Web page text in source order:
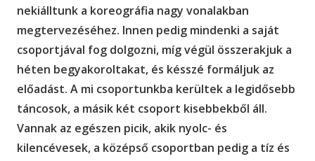
nekiálltunk a koreográfia nagy vonalakban
megtervezéséhez. Innen pedig mindenki a saját
csoportjával fog dolgozni, míg végül összerakjuk a
héten begyakoroltakat, és késszé formáljuk az
előadást. A mi csoportunkba kerültek a legidősebb
táncosok, a másik két csoport kisebbekből áll.
Vannak az egészen picik, akik nyolc- és
kilencévesek, a középső csoportban pedig a tíz és